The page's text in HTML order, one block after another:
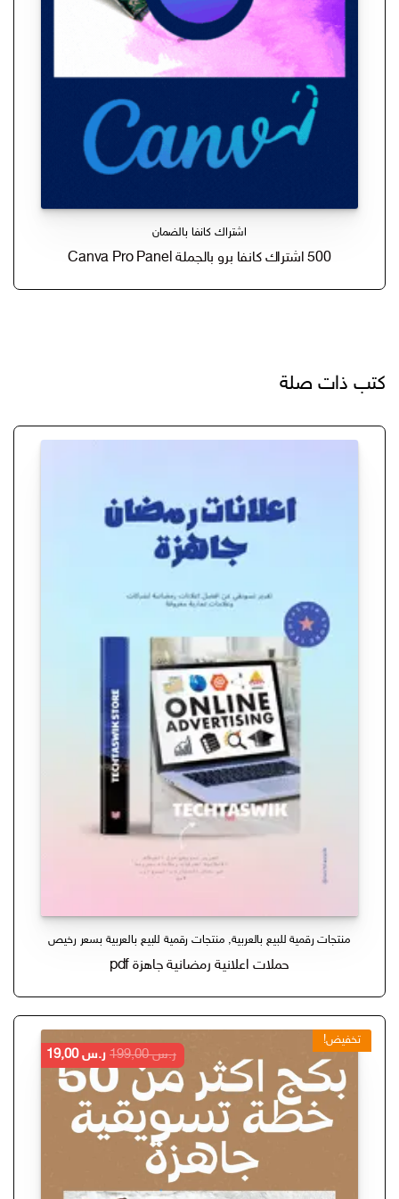
اشتراك كانفا بالضمان
500 اشتراك كانفا برو بالجملة Canva Pro Panel
كتب ذات صلة
منتجات رقمية للبيع بالعربية, منتجات رقمية للبيع بالعربية بسعر رخيص
حملات اعلانية رمضانية جاهزة pdf
تخفيض!
ر.س199,00
السعر
الأصلي
هو:
ر.س 199,00.
ر.س19,00